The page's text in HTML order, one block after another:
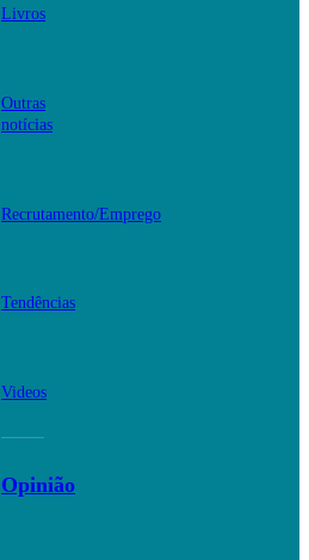
Livros
Outras
notícias
Recrutamento/Emprego
Tendências
Videos
Opinião